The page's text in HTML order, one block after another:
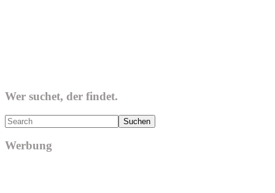
Wer suchet, der findet.
Search
Werbung